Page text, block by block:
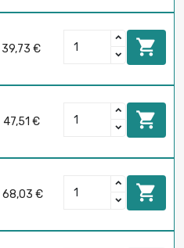
39,73 € 
47,51 € 
68,03 € 